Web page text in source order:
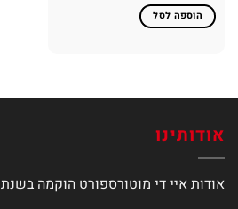
היה:
₪890.
הוא:
₪700. הוספה לסל
אודותינו
אודות איי די מוטורספורט הוקמה בשנת 2008